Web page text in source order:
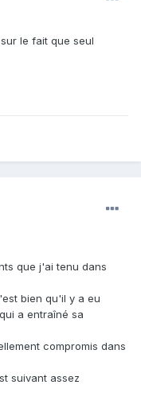
le fait que seul
que j'ai tenu dans
bien qu'il y a eu
a entraîné sa
compromis dans
suivant assez